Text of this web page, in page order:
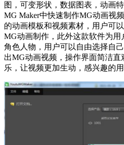
图，可变形状，数据图表，动画
MG Maker中快速制作MG动画视
的动画模板和视频素材，用户可
MG动画制作，此外这款软件为用
角色人物，用户可以自由选择自
出MG动画视频，操作界面简洁
乐，让视频更加生动，感兴趣的